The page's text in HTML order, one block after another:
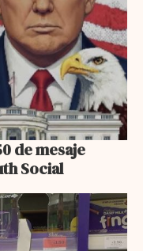
de mesaje
Social